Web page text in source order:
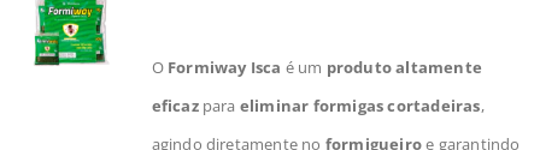
Assessoria
O Formiway Isca é um produto altamente
eficazpara eliminar formigas cortadeiras,
agindo diretamente no formigueiroe garantindo